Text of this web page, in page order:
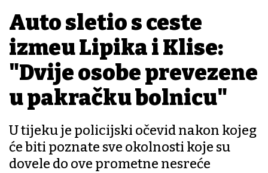
Auto sletio s ceste
između Lipika i Klise:
"Dvije osobe prevezene
u pakračku bolnicu"
U tijeku je policijski očevid nakon kojeg
će biti poznate sve okolnosti koje su
dovele do ove prometne nesreće